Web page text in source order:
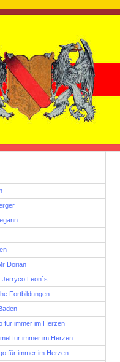
Dorian
Jerryco Leon´s
Fortbildungen
für immer im Herzen
für immer im Herzen
für immer im Herzen